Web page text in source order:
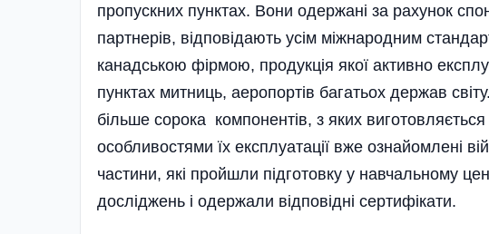
пропускних пунктах. Вони одержані за рахунок
партнерів, відповідають усім міжнародним
канадською фірмою, продукція якої активно
пунктах митниць, аеропортів багатьох держав
більше сорока компонентів, з яких виготовляється
особливостями їх експлуатації вже ознайомлені
частини, які пройшли підготовку у навчальному
досліджень і одержали відповідні сертифікати.